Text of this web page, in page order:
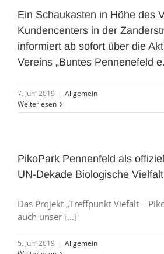
Ein Schaukasten in Höhe des
Kundencenters in der
informiert ab sofort über die
Vereins „Buntes Pennenefeld
7. Juni 2019 | Allgemein
Weiterlesen
PikoPark Pennenfeld als
UN-Dekade Biologische
Das Projekt „Treffpunkt Viefalt –
auch unser [...]
5. Juni 2019 | Allgemein